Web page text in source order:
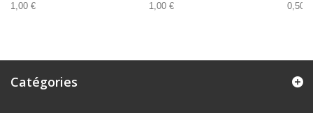
1,00 € 1,00 € 0,50 €
Catégories